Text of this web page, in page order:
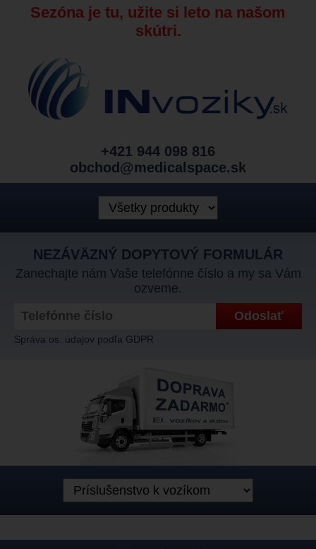
Sezóna je tu, užite si leto na našom
skútri.
+421 944 098 816
obchod@medicalspace.sk
NEZÁVÄZNÝ DOPYTOVÝ FORMULÁR
Zanechajte nám Vaše telefónne číslo a my sa Vám
ozveme.
Správa os. údajov podľa GDPR